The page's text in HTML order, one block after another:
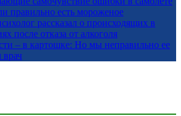
правильно есть мороженое
рассказал о происходящих в
после отказа от алкоголя
– в картошке: Но мы неправильно ее
врач